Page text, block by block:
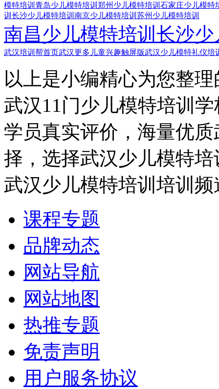
模特培训 青岛少儿模特培训 郑州少儿模特培训 石家庄少儿模特
训 长沙少儿模特培训 南京少儿模特培训 苏州少儿模特培训
南昌少儿模特培训 长沙少
武汉培训帮首页武汉更多儿童兴趣触屏版武汉少儿模特礼仪培
以上是小编精心为您整
武汉11门少儿模特培训
学员真实评价，海量优
择，选择武汉少儿模特
武汉少儿模特培训培训频
课程专题
品牌动态
网站导航
网站地图
热推专题
免责声明
用户服务协议